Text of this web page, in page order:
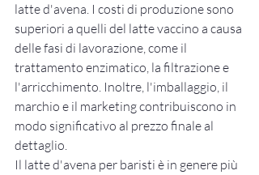
latte d'avena. I costi di produzione sono
superiori a quelli del latte vaccino a causa
delle fasi di lavorazione, come il
trattamento enzimatico, la filtrazione e
l'arricchimento. Inoltre, l'imballaggio, il
marchio e il marketing contribuiscono in
modo significativo al prezzo finale al
dettaglio.
Il latte d'avena per baristi è in genere più